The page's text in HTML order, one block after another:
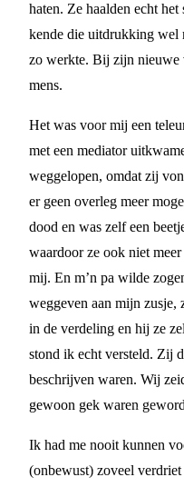
haten. Ze haalden echt
kende die uitdrukking wel
zo werkte. Bij zijn nieuwe
mens.
Het was voor mij een
met een mediator
weggelopen, omdat zij
er geen overleg meer
dood en was zelf een
waardoor ze ook niet
mij. En m’n pa wilde
weggeven aan mijn zusje,
in de verdeling en hij ze
stond ik echt versteld. Zij
beschrijven waren. Wij
gewoon gek waren
Ik had me nooit kunnen
(onbewust) zoveel